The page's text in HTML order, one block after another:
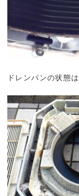
ドレンパンの状態